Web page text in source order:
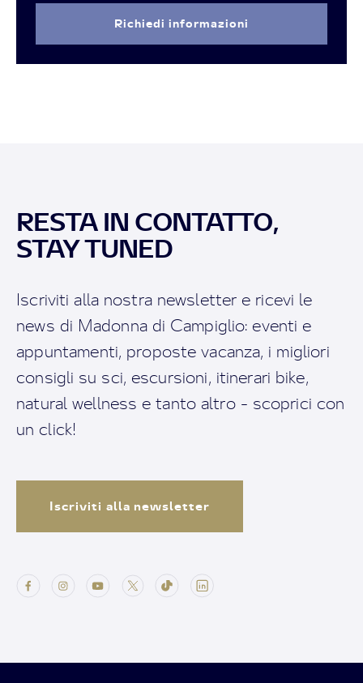
Richiedi informazioni
RESTA IN CONTATTO,
STAY TUNED
Iscriviti alla nostra newsletter e ricevi le
news di Madonna di Campiglio: eventi e
appuntamenti, proposte vacanza, i migliori
consigli su sci, escursioni, itinerari bike,
natural wellness e tanto altro - scoprici con
un click!
Iscriviti alla newsletter